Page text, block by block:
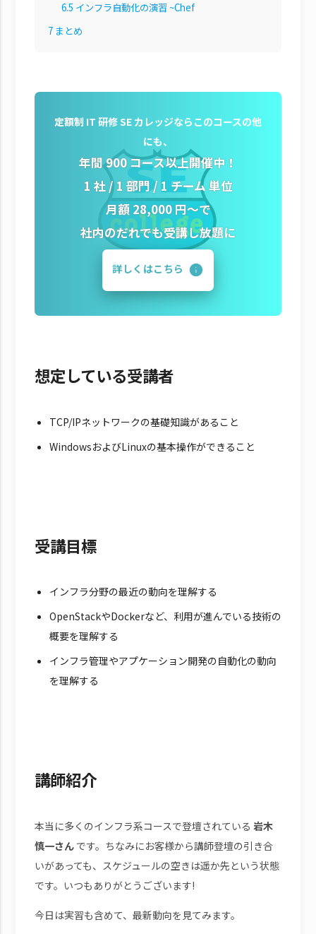
6.5 インフラ自動化の演習 ~Chef
7まとめ
定額制 IT 研修 SE カレッジならこのコースの他
にも、
年間 900 コース以上開催中！
1 社 / 1 部門 / 1 チーム 単位
月額 28,000 円～で
社内のだれでも受講し放題に
詳しくはこちら
想定している受講者
TCP/IPネットワークの基礎知識があること
WindowsおよびLinuxの基本操作ができること
受講目標
インフラ分野の最近の動向を理解する
OpenStackやDockerなど、利用が進んでいる技術の
概要を理解する
インフラ管理やアプケーション開発の自動化の動向
を理解する
講師紹介
本当に多くのインフラ系コースで登壇されている 岩木
慎一さんです。ちなみにお客様から講師登壇の引き合
いがあっても、スケジュールの空きは遥か先という状態
です。いつもありがとうございます!
今日は実習も含めて、最新動向を見てみます。